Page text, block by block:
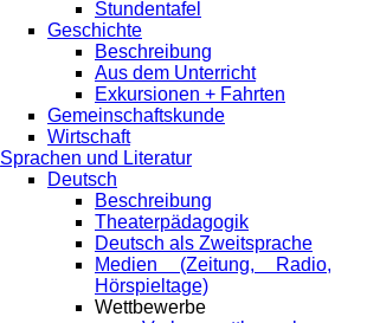
Stundentafel
Geschichte
Beschreibung
Aus dem Unterricht
Exkursionen + Fahrten
Gemeinschaftskunde
Wirtschaft
Sprachen und Literatur
Deutsch
Beschreibung
Theaterpädagogik
Deutsch als Zweitsprache
Medien (Zeitung, Radio,
Hörspieltage)
Wettbewerbe